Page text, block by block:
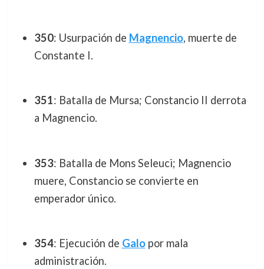
350: Usurpación de Magnencio, muerte de
Constante I.
351: Batalla de Mursa; Constancio II derrota
a Magnencio.
353: Batalla de Mons Seleuci; Magnencio
muere, Constancio se convierte en
emperador único.
354: Ejecución de Galopor mala
administración.